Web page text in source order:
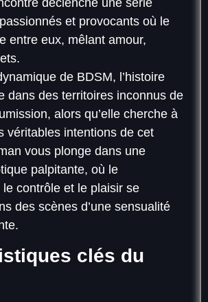
déclenche une série
et provocants où le
entre eux, mêlant amour,
de BDSM, l’histoire
dans des territoires inconnus de
alors qu’elle cherche à
véritables intentions de cet
vous plonge dans une
palpitante, où le
contrôle et le plaisir se
des scènes d’une sensualité
clés du